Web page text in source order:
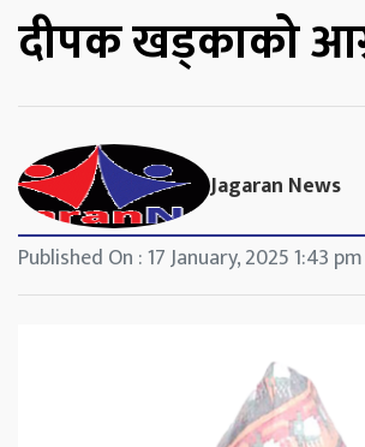
दीपक खड्काको
Jagaran News
Published On : 17 January, 2025 1:43 pm